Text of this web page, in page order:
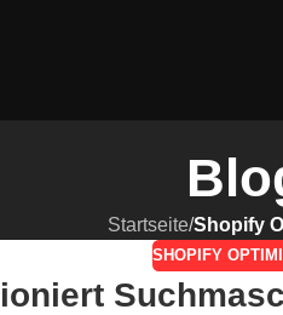
Startseite/Shopify
SHOPIFY